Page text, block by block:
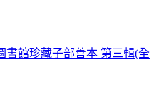
書館珍藏子部善本 第三輯(全